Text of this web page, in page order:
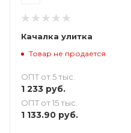
Качалка улитка
Товар не продается
ОПТ от 5 тыс.
1 233 руб.
ОПТ от 15 тыс.
1 133.90 руб.